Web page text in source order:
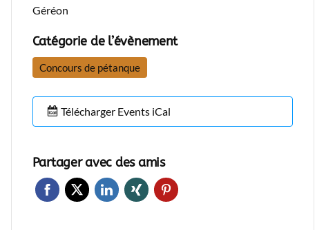
Géréon
Catégorie de l’évènement
Concours de pétanque
Télécharger Events iCal
Partager avec des amis